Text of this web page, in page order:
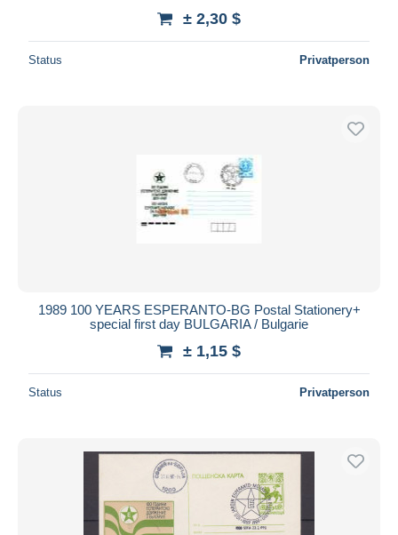
± 2,30 $
Status Privatperson
1989 100 YEARS ESPERANTO-BG Postal Stationery+
special first day BULGARIA / Bulgarie
± 1,15 $
Status Privatperson